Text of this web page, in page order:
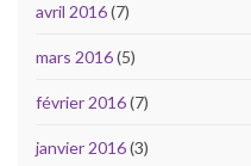
avril 2016(7)
mars 2016(5)
février 2016(7)
janvier 2016(3)